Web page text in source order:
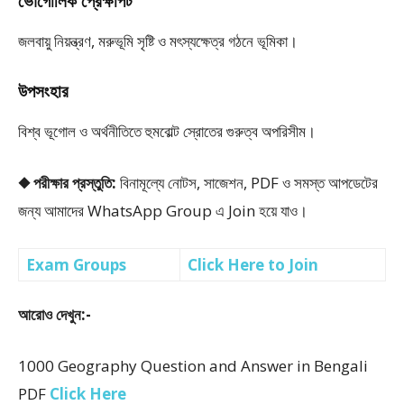
জলবায়ু নিয়ন্ত্রণ, মরুভূমি সৃষ্টি ও মৎস্যক্ষেত্র গঠনে ভূমিকা।
উপসংহার
বিশ্ব ভূগোল ও অর্থনীতিতে হুমবোল্ট স্রোতের গুরুত্ব অপরিসীম।
◆ পরীক্ষার প্রস্তুতি: বিনামূল্যে নোটস, সাজেশন, PDF ও সমস্ত আপডেটের
জন্য আমাদের WhatsApp Group এ Join হয়ে যাও।
Exam Groups Click Here to Join
আরোও দেখুন:-
1000 Geography Question and Answer in Bengali
PDF Click Here